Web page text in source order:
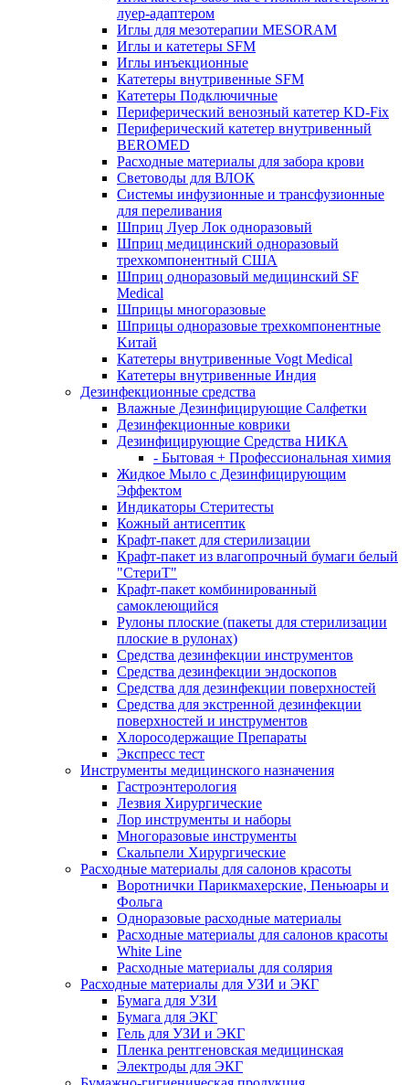
луер-адаптером
Иглы для мезотерапии MESORAM
Иглы и катетеры SFM
Иглы инъекционные
Катетеры внутривенные SFM
Катетеры Подключичные
Периферический венозный катетер KD-Fix
Периферический катетер внутривенный
BEROMED
Расходные материалы для забора крови
Световоды для ВЛОК
Системы инфузионные и трансфузионные
для переливания
Шприц Луер Лок одноразовый
Шприц медицинский одноразовый
трехкомпонентный США
Шприц одноразовый медицинский SF
Medical
Шприцы многоразовые
Шприцы одноразовые трехкомпонентные
Kитай
Катетеры внутривенные Vogt Medical
Катетеры внутривенные Индия
Дезинфекционные средства
Влажные Дезинфицирующие Салфетки
Дезинфекционные коврики
Дезинфицирующие Средства НИКА
- Бытовая + Профессиональная химия
Жидкое Мыло с Дезинфицирующим
Эффектом
Индикаторы Стеритесты
Кожный антисептик
Крафт-пакет для стерилизации
Крафт-пакет из влагопрочный бумаги белый
"СтериТ"
Крафт-пакет комбинированный
самоклеющийся
Рулоны плоские (пакеты для стерилизации
плоские в рулонах)
Средства дезинфекции инструментов
Средства дезинфекции эндоскопов
Средства для дезинфекции поверхностей
Средства для экстренной дезинфекции
поверхностей и инструментов
Хлоросодержащие Препараты
Экспресс тест
Инструменты медицинского назначения
Гастроэнтерология
Лезвия Хирургические
Лор инструменты и наборы
Многоразовые инструменты
Скальпели Хирургические
Расходные материалы для салонов красоты
Воротнички Парикмахерские, Пеньюары и
Фольга
Одноразовые расходные материалы
Расходные материалы для салонов красоты
White Line
Расходные материалы для солярия
Расходные материалы для УЗИ и ЭКГ
Бумага для УЗИ
Бумага для ЭКГ
Гель для УЗИ и ЭКГ
Пленка рентгеновская медицинская
Электроды для ЭКГ